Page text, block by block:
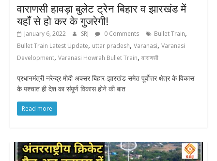
वाराणसी हावड़ा बुलेट ट्रेन बिहार व झारखंड में
यहाँ से हो कर के गुजरेगी!
January 6, 2022 SRJ 0 Comments Bullet Train,
Bullet Train Latest Update, uttar pradesh, Varanasi, Varanasi
Development, Varanasi Howrah Bullet Train, वाराणसी
प्रधानमंत्री नरेन्द्र मोदी अक्सर बिहार-झारखंड समेत पूर्वोत्तर क्षेत्र के विकास
के पश्चात ही देश का संपूर्ण विकास होने की बात
Read more